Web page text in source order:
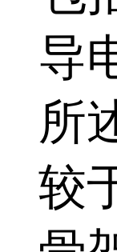
导
所
较